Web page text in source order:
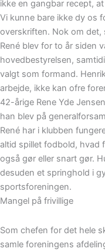
ikke en gangbar recept,
Vi kunne bare ikke dy os
overskriften. Nok om det,
René blev for to år siden
hovedbestyrelsen,
valgt som formand.
arbejde, ikke kan ofre
42-årige Rene Yde
han blev på
René har i klubben
altid spillet fodbold, hvad
også gør eller snart gør.
desuden et springhold i
sportsforeningen.
Mangel på frivillige
Som chefen for det hele
samle foreningens